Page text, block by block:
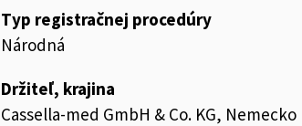
Typ registračnej procedúry
Národná
Držiteľ, krajina
Cassella-med GmbH & Co. KG, Nemecko